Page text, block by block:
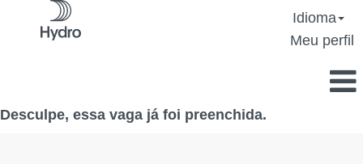
Idioma
Meu perfil
Desculpe, essa vaga já foi preenchida.